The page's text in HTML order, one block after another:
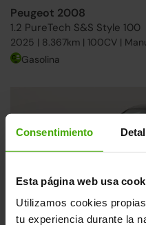
Consentimiento
Esta página web usa
Utilizamos cookies
tu experiencia durante la
Peugeot 2008
1.2 PureTech S&S Style 100
2025 | 8.367km | 100CV |
Gasolina